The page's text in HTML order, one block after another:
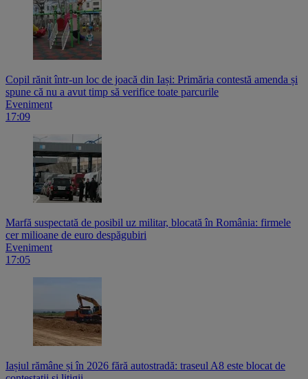
Copil rănit într-un loc de joacă din Iași: Primăria contestă amenda și
spune că nu a avut timp să verifice toate parcurile
Eveniment
17:09
Marfă suspectată de posibil uz militar, blocată în România: firmele
cer milioane de euro despăgubiri
Eveniment
17:05
Iașiul rămâne și în 2026 fără autostradă: traseul A8 este blocat de